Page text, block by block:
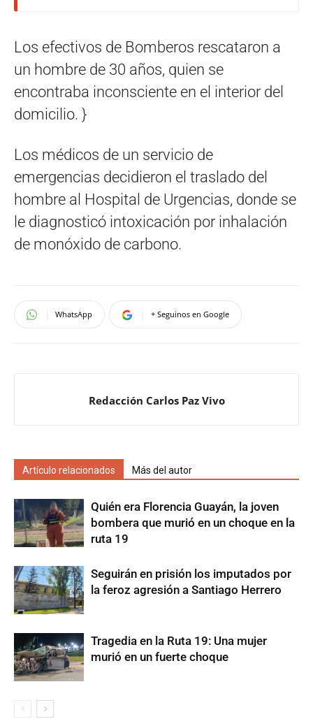
Los efectivos de Bomberos rescataron a
un hombre de 30 años, quien se
encontraba inconsciente en el interior del
domicilio. }
Los médicos de un servicio de
emergencias decidieron el traslado del
hombre al Hospital de Urgencias, donde se
le diagnosticó intoxicación por inhalación
de monóxido de carbono.
WhatsApp + Seguinos en Google
Redacción Carlos Paz Vivo
Artículo relacionados Más del autor
Quién era Florencia Guayán, la joven
bombera que murió en un choque en la
ruta 19
Seguirán en prisión los imputados por
la feroz agresión a Santiago Herrero
Tragedia en la Ruta 19: Una mujer
murió en un fuerte choque